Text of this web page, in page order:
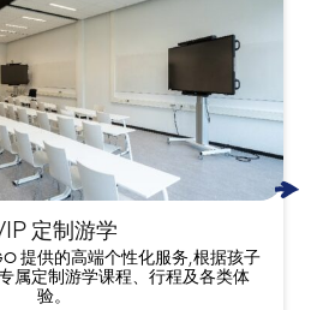
定制游学
提供的高端个性化服务,根据孩子
属定制游学课程、行程及各类体
验。